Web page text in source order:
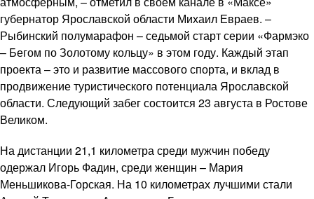
губернатор Ярославской области Михаил Евраев. –
Рыбинский полумарафон – седьмой старт серии «Фармэко
– Бегом по Золотому кольцу» в этом году. Каждый этап
проекта – это и развитие массового спорта, и вклад в
продвижение туристического потенциала Ярославской
области. Следующий забег состоится 23 августа в Ростове
Великом.
На дистанции 21,1 километра среди мужчин победу
одержал Игорь Фадин, среди женщин – Мария
Меньшикова-Горская. На 10 километрах лучшими стали